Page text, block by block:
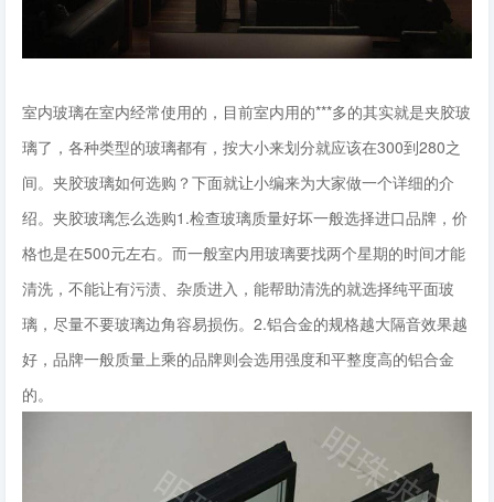
室内玻璃在室内经常使用的，目前室内用的***多的其实就是夹胶玻
璃了，各种类型的玻璃都有，按大小来划分就应该在300到280之
间。夹胶玻璃如何选购？下面就让小编来为大家做一个详细的介
绍。夹胶玻璃怎么选购1.检查玻璃质量好坏一般选择进口品牌，价
格也是在500元左右。而一般室内用玻璃要找两个星期的时间才能
清洗，不能让有污渍、杂质进入，能帮助清洗的就选择纯平面玻
璃，尽量不要玻璃边角容易损伤。2.铝合金的规格越大隔音效果越
好，品牌一般质量上乘的品牌则会选用强度和平整度高的铝合金
的。